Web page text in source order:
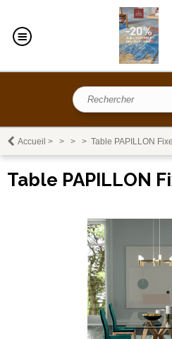
Accueil > > > > Table PAPILLON
Table PAPILLON